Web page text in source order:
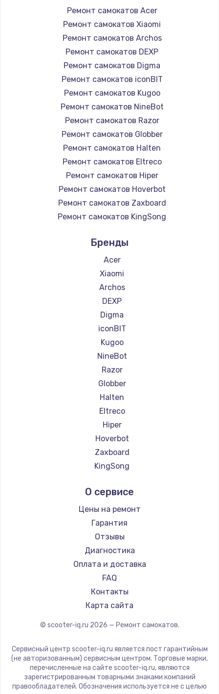
Ремонт самокатов Acer
Ремонт самокатов Xiaomi
Ремонт самокатов Archos
Ремонт самокатов DEXP
Ремонт самокатов Digma
Ремонт самокатов iconBIT
Ремонт самокатов Kugoo
Ремонт самокатов NineBot
Ремонт самокатов Razor
Ремонт самокатов Globber
Ремонт самокатов Halten
Ремонт самокатов Eltreco
Ремонт самокатов Hiper
Ремонт самокатов Hoverbot
Ремонт самокатов Zaxboard
Ремонт самокатов KingSong
Ремонт самокатов Midway by Yamato
Ремонт самокатов Hunter
Ремонт самокатов Joyor
Ремонт самокатов Minimotors
Ремонт самокатов Bork
Ремонт самокатов Segway
Ремонт самокатов KIRIN
Бренды
Acer
Xiaomi
Archos
DEXP
Digma
iconBIT
Kugoo
NineBot
Razor
Globber
Halten
Eltreco
Hiper
Hoverbot
Zaxboard
KingSong
Midway by Yamato
Hunter
Joyor
Minimotors
Bork
Segway
KIRIN
О сервисе
Цены на ремонт
Гарантия
Отзывы
Диагностика
Оплата и доставка
FAQ
Контакты
Карта сайта
© scooter-iq.ru 2026 — Ремонт самокатов.
Сервисный центр scooter-iq.ru является пост гарантийным
(не авторизованным) сервисным центром. Торговые марки,
перечисленные на сайте scooter-iq.ru, являются
зарегистрированным товарными знаками компаний
правообладателей. Обозначения используется не с целью